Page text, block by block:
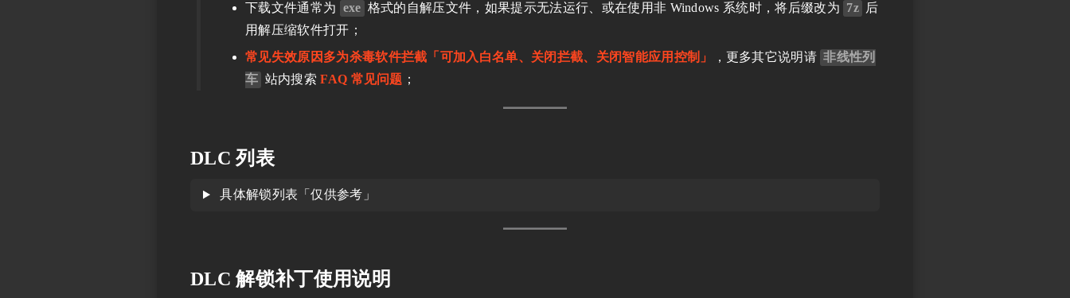
下载文件通常为 exe 格式的自解压文件，如果提示无法运行、或在使用非 Windows 系统时，将后缀改为 7z 后
用解压缩软件打开；
常见失效原因多为杀毒软件拦截「可加入白名单、关闭拦截、关闭智能应用控制」
，更多其它说明请 非线性列
车 站内搜索FAQ 常见问题 ；
DLC 列表
具体解锁列表「仅供参考」
DLC 解锁补丁使用说明